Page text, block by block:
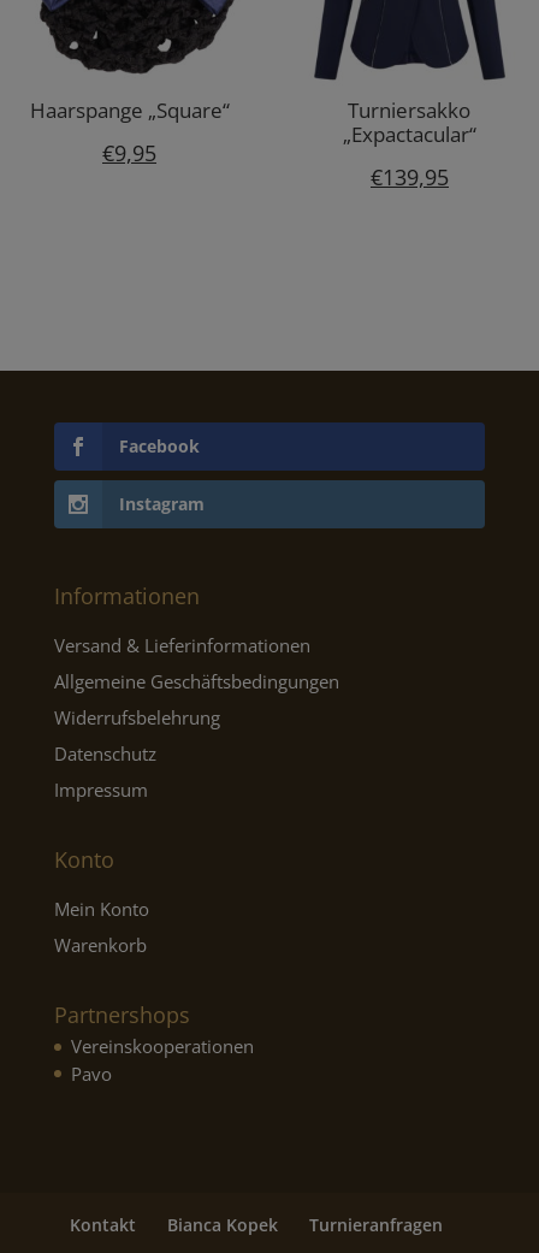
Haarspange „Square“
€9,95
Turniersakko
„Expactacular“
€139,95
Facebook
Instagram
Informationen
Versand & Lieferinformationen
Allgemeine Geschäftsbedingungen
Widerrufsbelehrung
Datenschutz
Impressum
Konto
Mein Konto
Warenkorb
Partnershops
Vereinskooperationen
Pavo
Kontakt Bianca Kopek Turnieranfragen